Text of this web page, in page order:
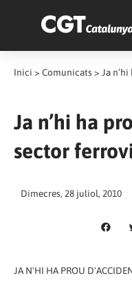
Inici > Comunicats > Ja
Ja n’hi ha
sector
Dimecres, 28 juliol, 2010
JA N'HI HA PROU